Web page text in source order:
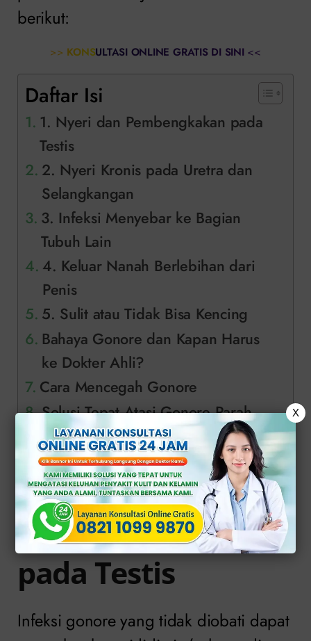
berikut:
>> KONSULTASI ONLINE GRATIS DI SINI <<
Daftar Isi
1. Nyeri dan Pembengkakan pada
Testis
2. Nyeri Kronis pada Uretra dan
Selangkangan
3. Infeksi Menyebar ke Bagian
Tubuh Lain
4. Keluar Nanah Berlebihan dari
Penis
5. Sulit atau Tidak Bisa Kencing
Bahaya Gonore dan Kapan Harus
ke Dokter Ahli?
Cara Mencegah Gonore
Solusi Tepat Atasi Gonore Parah
pada Pria di Klinik Apollo
1. Nyeri dan
Pembengkakan
pada Testis
Infeksi gonore yang tidak diobati dapat
X